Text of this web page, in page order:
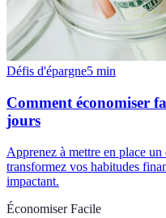
Défis d'épargne5 min
Comment économiser
jours
Apprenez à mettre en place
transformez vos habitudes
impactant.
Économiser Facile